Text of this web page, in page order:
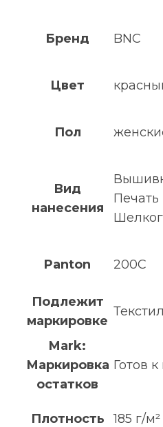
Бренд BNC
Цвет
Пол
Вид
нанесения
Печать
Panton 200C
Подлежит
маркировке
Mark:
Маркировка
остатков
Готов
Плотность 185 г/м²